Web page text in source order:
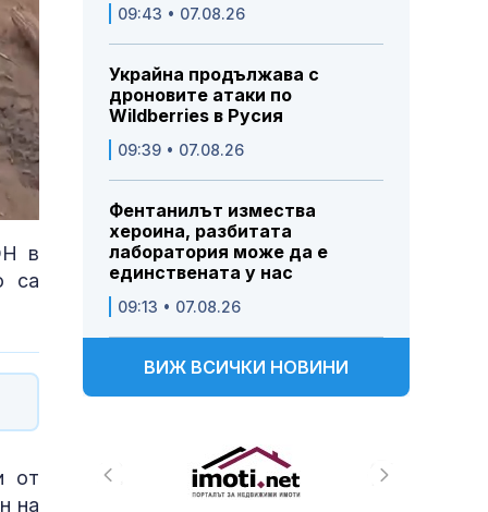
в
са
от
на
09:43 • 07.08.26
Украйна продължава с
дроновите атаки по
Wildberries в Русия
09:39 • 07.08.26
Фентанилът измества
хероина, разбитата
лаборатория може да е
единствената у нас
09:13 • 07.08.26
ВИЖ ВСИЧКИ НОВИНИ